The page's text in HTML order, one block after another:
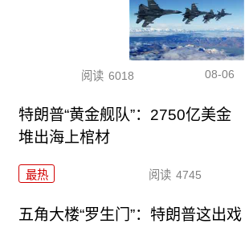
阅读 6018 08-06
特朗普“黄金舰队”：2750亿美金
堆出海上棺材
最热 阅读 4745
五角大楼“罗生门”：特朗普这出戏